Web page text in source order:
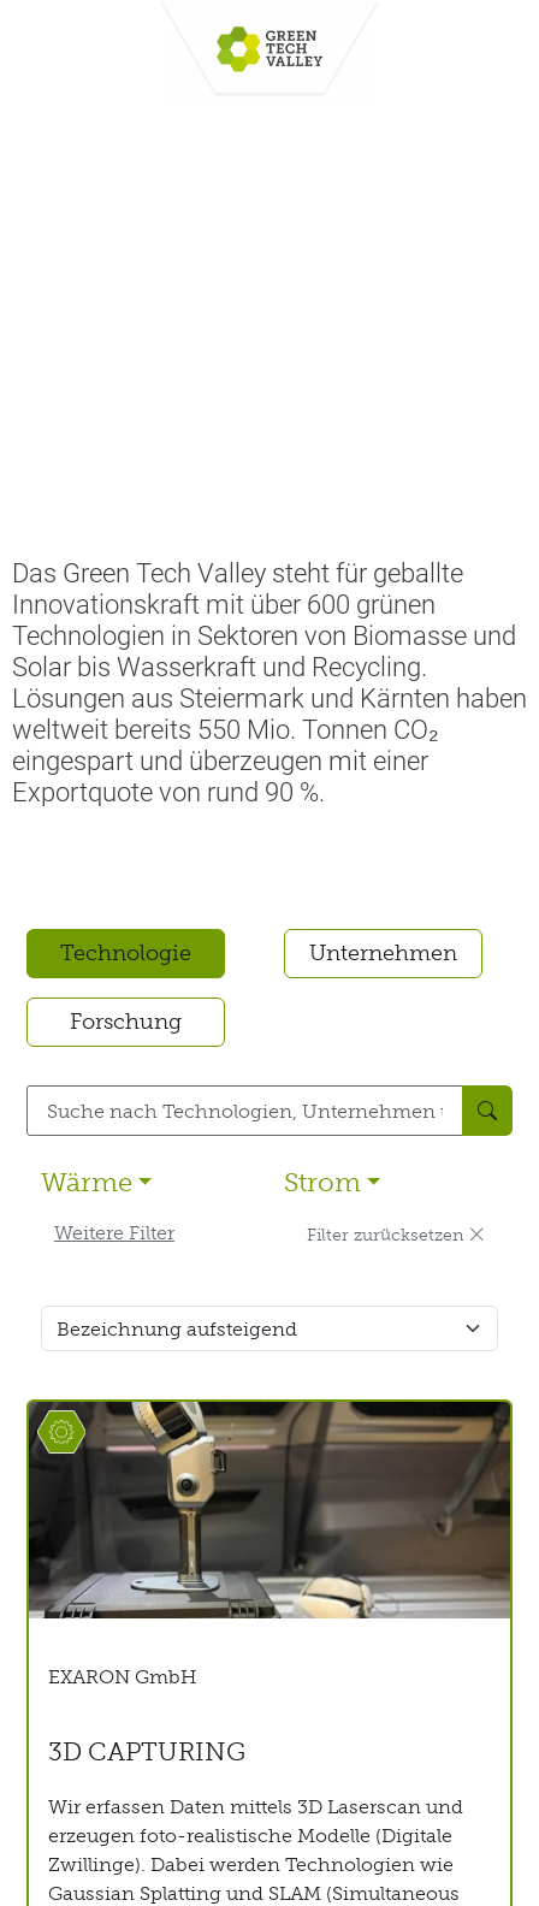
Das Green Tech Valley steht für geballte
Innovationskraft mit über 600 grünen
Technologien in Sektoren von Biomasse und
Solar bis Wasserkraft und Recycling.
Lösungen aus Steiermark und Kärnten haben
weltweit bereits 550 Mio. Tonnen CO₂
eingespart und überzeugen mit einer
Exportquote von rund 90 %.
Technologie Unternehmen
Forschung
Wärme Strom
Weitere Filter Filter zurücksetzen
EXARON GmbH
3D CAPTURING
Wir erfassen Daten mittels 3D Laserscan und
erzeugen foto-realistische Modelle (Digitale
Zwillinge). Dabei werden Technologien wie
Gaussian Splatting und SLAM (Simultaneous